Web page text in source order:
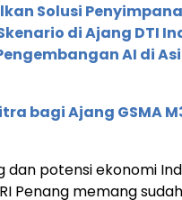
Solusi
di Ajang DTI
AI di
bagi Ajang GSMA
dan potensi ekonomi
Penang memang